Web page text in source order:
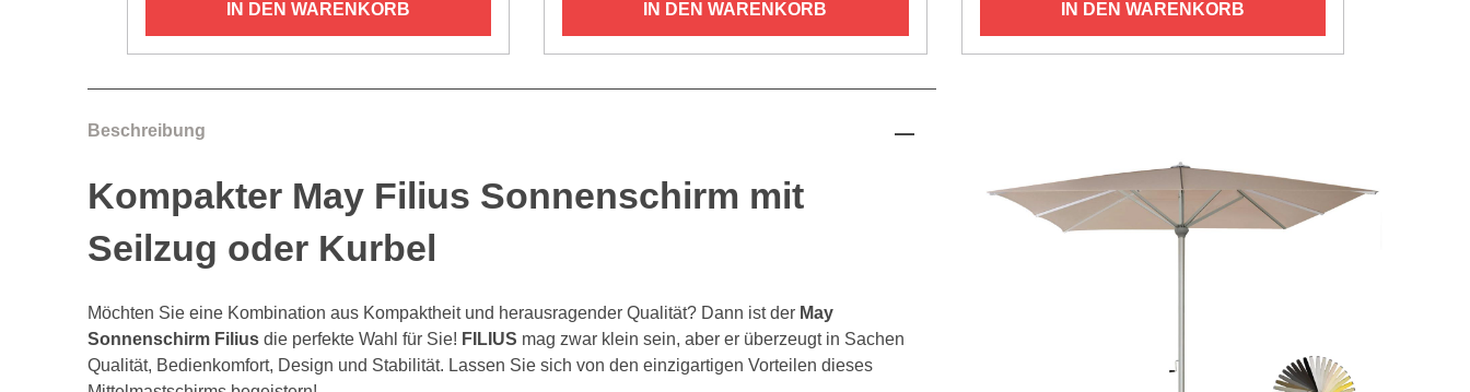
IN DEN WARENKORB IN DEN WARENKORB IN DEN WARENKORB
Beschreibung
Kompakter May Filius Sonnenschirm mit
Seilzug oder Kurbel
Möchten Sie eine Kombination aus Kompaktheit und herausragender Qualität? Dann ist der May
Sonnenschirm Filius die perfekte Wahl für Sie! FILIUS mag zwar klein sein, aber er überzeugt in Sachen
Qualität, Bedienkomfort, Design und Stabilität. Lassen Sie sich von den einzigartigen Vorteilen dieses